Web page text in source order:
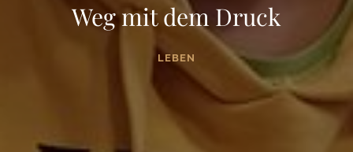
Weg mit dem Druck
LEBEN